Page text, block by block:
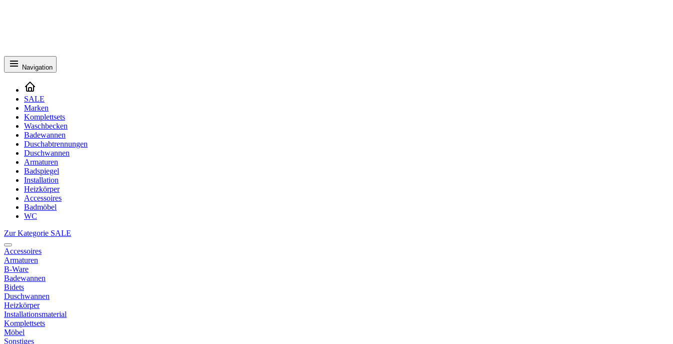
Navigation
SALE
Marken
Komplettsets
Waschbecken
Badewannen
Duschabtrennungen
Duschwannen
Armaturen
Badspiegel
Installation
Heizkörper
Accessoires
Badmöbel
WC
Zur Kategorie SALE
Accessoires
Armaturen
B-Ware
Badewannen
Bidets
Duschwannen
Heizkörper
Installationsmaterial
Komplettsets
Möbel
Sonstiges